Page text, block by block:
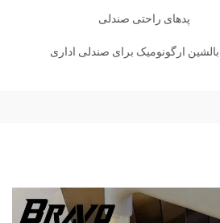
پدهای راحتی صندلی
بالشین ارگونومیک برای صندلی اداری